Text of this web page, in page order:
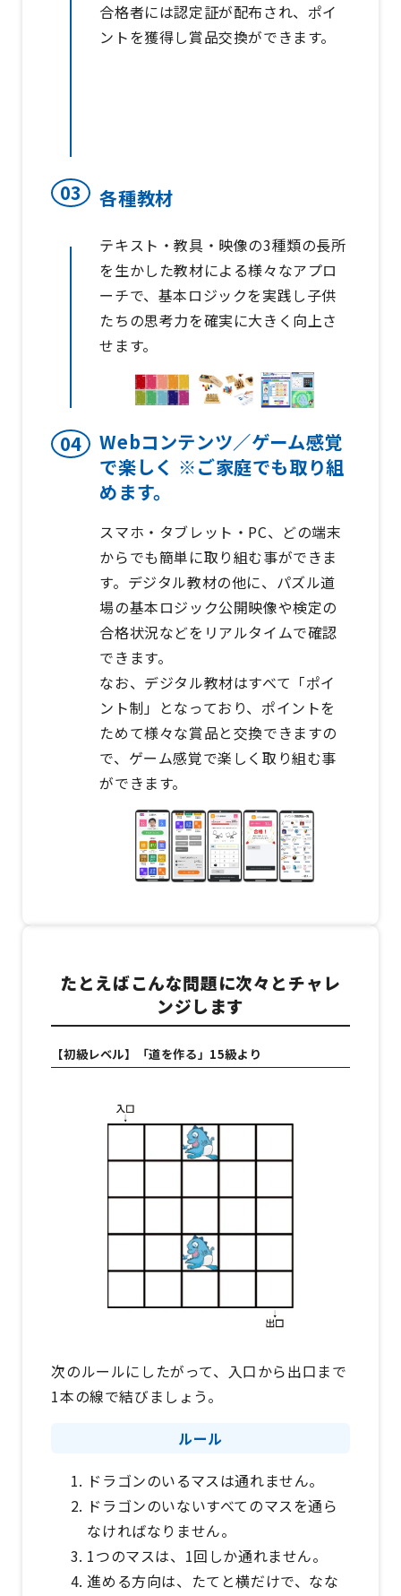
合格者には認定証が配布され、ポイ
ントを獲得し賞品交換ができます。
各種教材
テキスト・教具・映像の3種類の長所
を生かした教材による様々なアプロ
ーチで、基本ロジックを実践し子供
たちの思考力を確実に大きく向上さ
せます。
Webコンテンツ／ゲーム感覚
で楽しく ※ご家庭でも取り組
めます。
スマホ・タブレット・PC、どの端末
からでも簡単に取り組む事ができま
す。デジタル教材の他に、パズル道
場の基本ロジック公開映像や検定の
合格状況などをリアルタイムで確認
できます。
なお、デジタル教材はすべて「ポイ
ント制」となっており、ポイントを
ためて様々な賞品と交換できますの
で、ゲーム感覚で楽しく取り組む事
ができます。
たとえばこんな問題に次々とチャレ
ンジします
【初級レベル】「道を作る」15級より
次のルールにしたがって、入口から出口まで
1本の線で結びましょう。
ルール
ドラゴンのいるマスは通れません。
ドラゴンのいないすべてのマスを通ら
なければなりません。
1つのマスは、1回しか通れません。
進める方向は、たてと横だけで、なな